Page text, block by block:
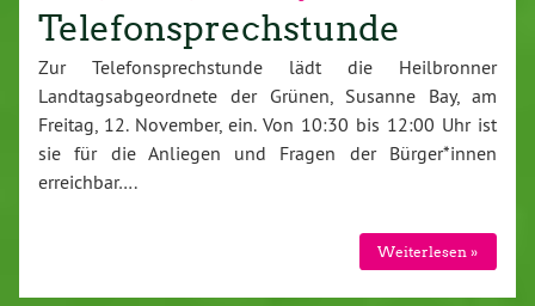
Telefonsprechstunde
Zur Telefonsprechstunde lädt die Heilbronner
Landtagsabgeordnete der Grünen, Susanne Bay, am
Freitag, 12. November, ein. Von 10:30 bis 12:00 Uhr ist
sie für die Anliegen und Fragen der Bürger*innen
erreichbar….
Weiterlesen »